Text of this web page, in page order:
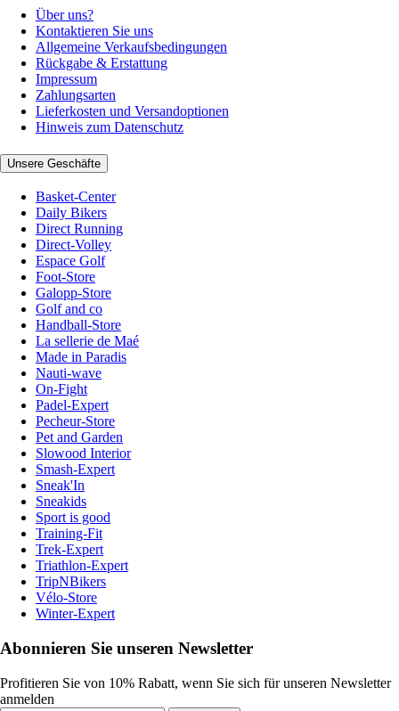
Über uns?
Kontaktieren Sie uns
Allgemeine Verkaufsbedingungen
Rückgabe & Erstattung
Impressum
Zahlungsarten
Lieferkosten und Versandoptionen
Hinweis zum Datenschutz
Unsere Geschäfte
Basket-Center
Daily Bikers
Direct Running
Direct-Volley
Espace Golf
Foot-Store
Galopp-Store
Golf and co
Handball-Store
La sellerie de Maé
Made in Paradis
Nauti-wave
On-Fight
Padel-Expert
Pecheur-Store
Pet and Garden
Slowood Interior
Smash-Expert
Sneak'In
Sneakids
Sport is good
Training-Fit
Trek-Expert
Triathlon-Expert
TripNBikers
Vélo-Store
Winter-Expert
Abonnieren Sie unseren Newsletter
Profitieren Sie von 10% Rabatt, wenn Sie sich für unseren Newsletter
anmelden